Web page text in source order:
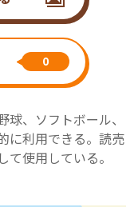
0
、ソフトボール、
に利用できる。読売
使用している。